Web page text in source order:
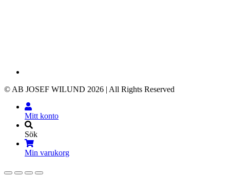
© AB JOSEF WILUND 2026 | All Rights Reserved
Mitt konto
Sök
Min varukorg